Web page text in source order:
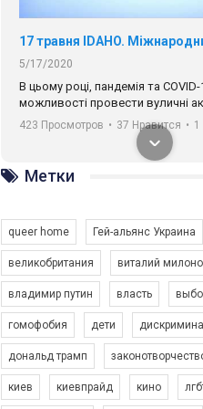
5/17/2020
В цьому році, пандемія та
можливості провести вуличні
звернення про те, що навіть коли
містах та не можемо
закликаємо всіх хто поділяє
солідарності, приєднатися до
підрозділи ГАУ є в 16 областях
423 Просмотров • 37 Нравится • 1
Емоційний та вражаючий промо-
Метки
queer home Гей-альянс Украина
великобритания виталий
владимир путин власть
гомофобия дети
дональд трамп
киев киевпрайд кино